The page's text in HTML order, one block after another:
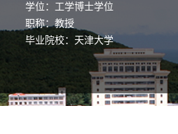
学位：工学博士学位
职称：教授
毕业院校：天津大学